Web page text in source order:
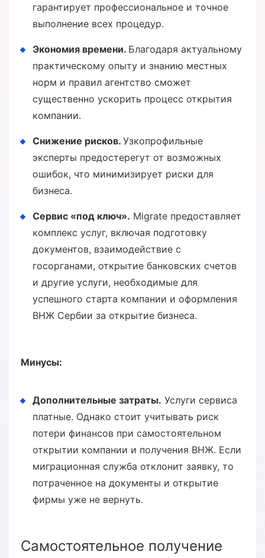
гарантирует профессиональное и точное
выполнение всех процедур.
Экономия времени. Благодаря актуальному
практическому опыту и знанию местных
норм и правил агентство сможет
существенно ускорить процесс открытия
компании.
Снижение рисков. Узкопрофильные
эксперты предостерегут от возможных
ошибок, что минимизирует риски для
бизнеса.
Сервис «под ключ». Migrate предоставляет
комплекс услуг, включая подготовку
документов, взаимодействие с
госорганами, открытие банковских счетов
и другие услуги, необходимые для
успешного старта компании и оформления
ВНЖ Сербии за открытие бизнеса.
Минусы:
Дополнительные затраты. Услуги сервиса
платные. Однако стоит учитывать риск
потери финансов при самостоятельном
открытии компании и получения ВНЖ. Если
миграционная служба отклонит заявку, то
потраченное на документы и открытие
фирмы уже не вернуть.
Самостоятельное получение